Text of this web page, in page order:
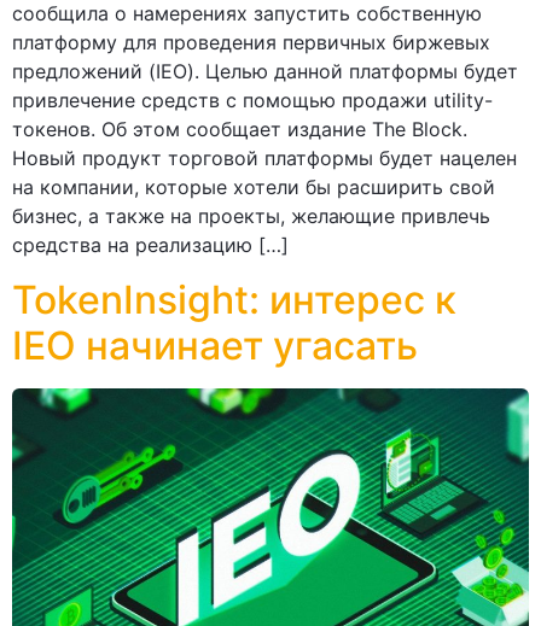
сообщила о намерениях запустить собственную
платформу для проведения первичных биржевых
предложений (IEO). Целью данной платформы будет
привлечение средств с помощью продажи utility-
токенов. Об этом сообщает издание The Block.
Новый продукт торговой платформы будет нацелен
на компании, которые хотели бы расширить свой
бизнес, а также на проекты, желающие привлечь
средства на реализацию […]
TokenInsight: интерес к
IEO начинает угасать